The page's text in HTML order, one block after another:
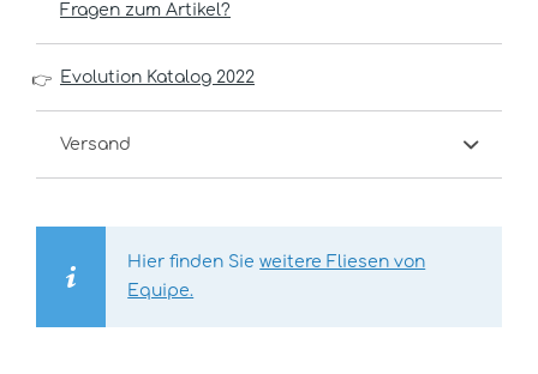
Fragen zum Artikel?
👉 Evolution Katalog 2022
Versand
Hier finden Sieweitere Fliesen von
Equipe.